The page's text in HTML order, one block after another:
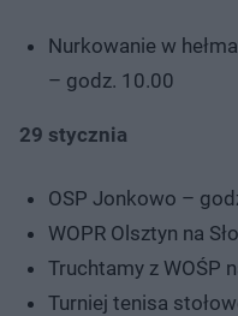
Nurkowanie w
– godz. 10.00
29 stycznia
OSP Jonkowo –
WOPR Olsztyn na
Truchtamy z WOŚP
Turniej tenisa